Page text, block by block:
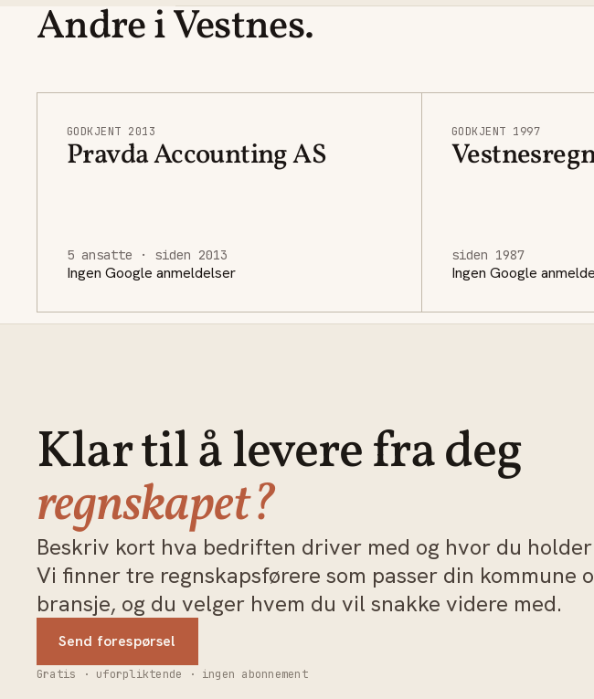
Andre i Vestnes.
GODKJENT 2013
Pravda Accounting AS
5 ansatte · siden 2013
Ingen Google anmeldelser
GODKJENT 1997
siden 1987
Ingen Google
Klar til å levere fra deg
regnskapet?
Beskriv kort hva bedriften driver med og hvor du
Vi finner tre regnskapsførere som passer din kommune
bransje, og du velger hvem du vil snakke videre med.
Send forespørsel
Gratis · uforpliktende · ingen abonnement